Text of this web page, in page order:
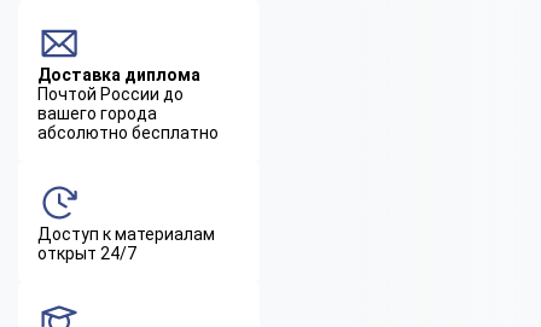
Доставка диплома
Почтой России до
вашего города
абсолютно бесплатно
Доступ к материалам
открыт 24/7